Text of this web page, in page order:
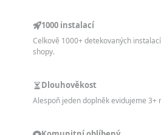
1000 instalací
Celkově 1000+ detekovaných
shopy.
Dlouhověkost
Alespoň jeden doplněk evidujeme 3+